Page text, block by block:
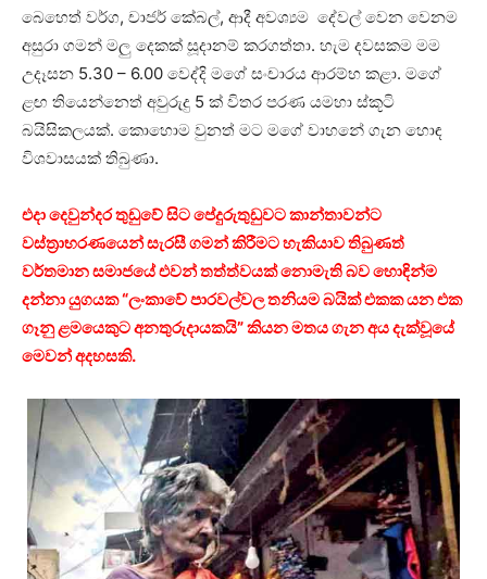
බෙහෙත් වර්ග, චාජර් කේබල්, ආදී අවශ්‍යම දේවල් වෙන වෙනම
අසුරා ගමන් මලු දෙකක් සූදානම් කරගත්තා. හැම දවසකම මම
උදෑසන 5.30 – 6.00 වෙද්දි මගේ සංචාරය ආරම්භ කළා. මගේ
ළඟ තියෙන්නෙත් අවුරුදු 5 ක් විතර පරණ යමහා ස්කූටි
බයිසිකලයක්. කොහොම වුනත් මට මගේ වාහනේ ගැන හොඳ
විශවාසයක් තිබුණා.
එදා දෙවුන්දර තුඩුවේ සිට පේදුරුතුඩුවට කාන්තාවන්ට
වස්ත්‍රාභරණයෙන් සැරසී ගමන් කිරීමට හැකියාව තිබුණත්
වර්තමාන සමාජයේ එවන් තත්ත්වයක් නොමැති බව හොඳින්ම
දන්නා යුගයක “ලංකාවේ පාරවල්වල තනියම බයික් එකක යන එක
ගෑනු ළමයෙකුට අනතුරුදායකයි” කියන මතය ගැන අය දැක්වූයේ
මෙවන් අදහසකි.